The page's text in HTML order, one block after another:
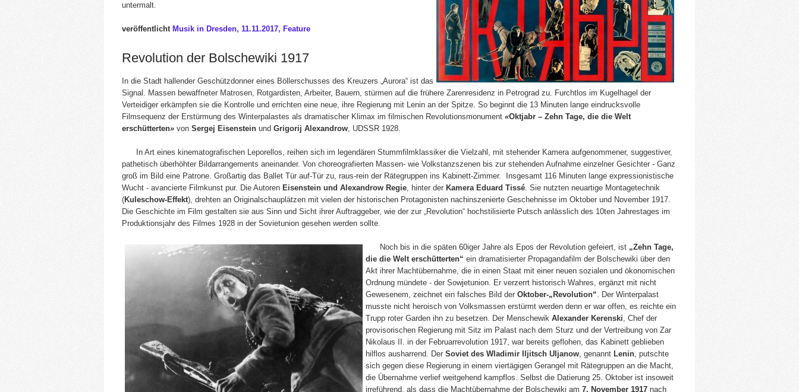
untermalt.
veröffentlicht Musik in Dresden, 11.11.2017, Feature
Revolution der Bolschewiki 1917
In die Stadt hallender Geschützdonner eines Böllerschusses des Kreuzers „Aurora“ ist das
Signal. Massen bewaffneter Matrosen, Rotgardisten, Arbeiter, Bauern, stürmen auf die frühere Zarenresidenz in Petrograd zu. Furchtlos im Kugelhagel der
Verteidiger erkämpfen sie die Kontrolle und errichten eine neue, ihre Regierung mit Lenin an der Spitze. So beginnt die 13 Minuten lange eindrucksvolle
Filmsequenz der Erstürmung des Winterpalastes als dramatischer Klimax im filmischen Revolutionsmonument «Oktjabr – Zehn Tage, die die Welt
erschütterten» von Sergej Eisenstein und Grigorij Alexandrow, UDSSR 1928.
In Art eines kinematografischen Leporellos, reihen sich im legendären Stummfilmklassiker die Vielzahl, mit stehender Kamera aufgenommener, suggestiver,
pathetisch überhöhter Bildarrangements aneinander. Von choreografierten Massen- wie Volkstanzszenen bis zur stehenden Aufnahme einzelner Gesichter - Ganz
groß im Bild eine Patrone. Großartig das Ballet Tür auf-Tür zu, raus-rein der Rätegruppen ins Kabinett-Zimmer. Insgesamt 116 Minuten lange expressionistische
Wucht - avancierte Filmkunst pur. Die Autoren Eisenstein und Alexandrow Regie, hinter der Kamera Eduard Tissé. Sie nutzten neuartige Montagetechnik
(Kuleschow-Effekt), drehten an Originalschauplätzen mit vielen der historischen Protagonisten nachinszenierte Geschehnisse im Oktober und November 1917.
Die Geschichte im Film gestalten sie aus Sinn und Sicht ihrer Auftraggeber, wie der zur „Revolution“ hochstilisierte Putsch anlässlich des 10ten Jahrestages im
Produktionsjahr des Filmes 1928 in der Sovietunion gesehen werden sollte.
Noch bis in die späten 60iger Jahre als Epos der Revolution gefeiert, ist „Zehn Tage,
die die Welt erschütterten“ ein dramatisierter Propagandafilm der Bolschewiki über den
Akt ihrer Machtübernahme, die in einen Staat mit einer neuen sozialen und ökonomischen
Ordnung mündete - der Sowjetunion. Er verzerrt historisch Wahres, ergänzt mit nicht
Gewesenem, zeichnet ein falsches Bild der Oktober-„Revolution“. Der Winterpalast
musste nicht heroisch von Volksmassen erstürmt werden denn er war offen, es reichte ein
Trupp roter Garden ihn zu besetzen. Der Menschewik Alexander Kerenski, Chef der
provisorischen Regierung mit Sitz im Palast nach dem Sturz und der Vertreibung von Zar
Nikolaus II. in der Februarrevolution 1917, war bereits geflohen, das Kabinett geblieben
hilflos ausharrend. Der Soviet des Wladimir Iljitsch Uljanow, genannt Lenin, putschte
sich gegen diese Regierung in einem viertägigen Gerangel mit Rätegruppen an die Macht,
die Übernahme verlief weitgehend kampflos. Selbst die Datierung 25. Oktober ist insoweit
irreführend, als dass die Machtübernahme der Bolschewiki am 7. November 1917 nach